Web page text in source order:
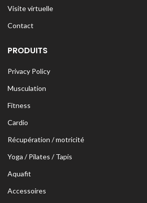
Visite virtuelle
Contact
PRODUITS
Privacy Policy
Musculation
Fitness
Cardio
Récupération / motricité
Yoga / Pilates / Tapis
Aquafit
Accessoires